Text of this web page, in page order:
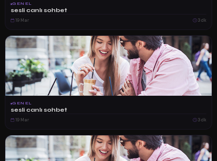
GENEL
sesli canlı sohbet
19 Mar 3 dk
GENEL
sesli canlı sohbet
19 Mar 3 dk